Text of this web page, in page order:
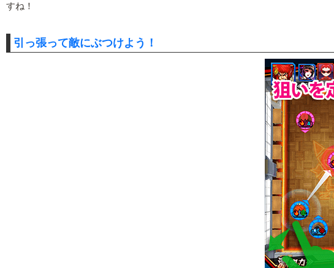
すね！
引っ張って敵にぶつけよう！